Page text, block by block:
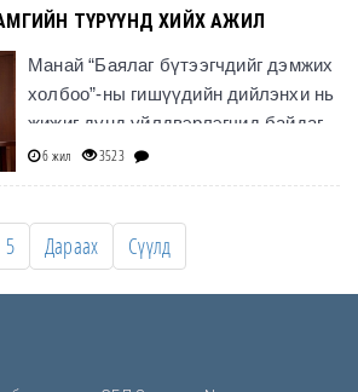
ТҮРҮҮНД ХИЙХ АЖИЛ
Манай “Баялаг бүтээгчдийг дэмжих
холбоо”-ны гишүүдийн дийлэнхи нь
жижиг дунд үйлдвэрлэгчид байдаг.
6 жил
3523
5 Дараах Сүүлд